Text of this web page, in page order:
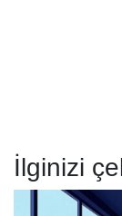
İlginizi